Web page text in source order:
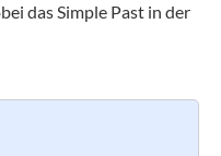
das Simple Past in der